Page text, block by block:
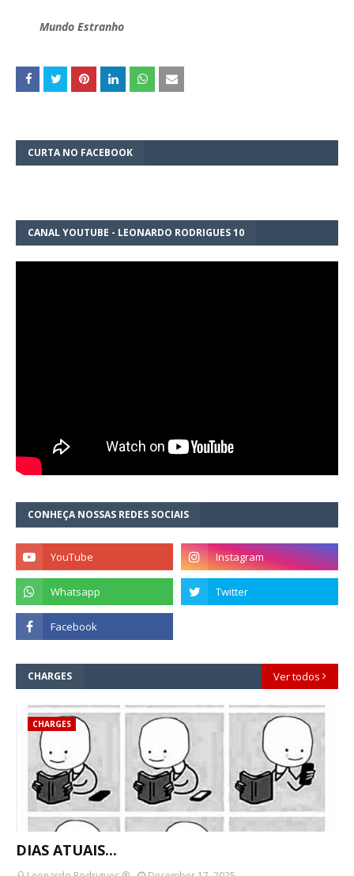
Mundo Estranho
CURTA NO FACEBOOK
CANAL YOUTUBE - LEONARDO RODRIGUES 10
CONHEÇA NOSSAS REDES SOCIAIS
CHARGES Ver todos
CHARGES
DIAS ATUAIS...